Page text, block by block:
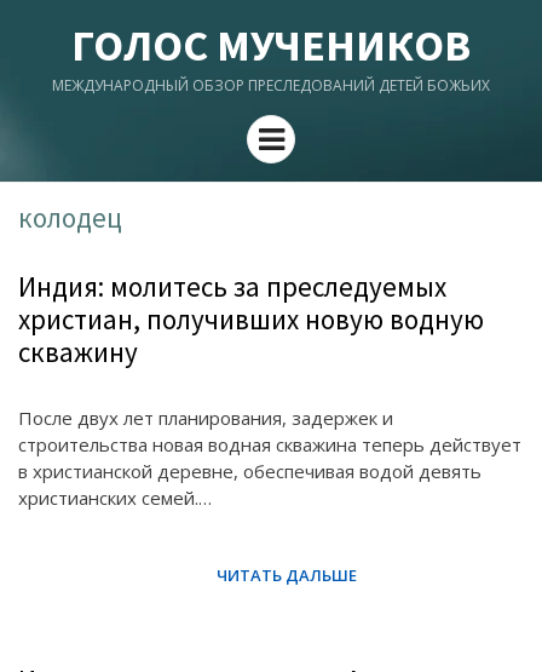
ГОЛОС МУЧЕНИКОВ
МЕЖДУНАРОДНЫЙ ОБЗОР ПРЕСЛЕДОВАНИЙ ДЕТЕЙ БОЖЬИХ
Menu
колодец
Индия: молитесь за преследуемых
христиан, получивших новую водную
скважину
После двух лет планирования, задержек и
строительства новая водная скважина теперь действует
в христианской деревне, обеспечивая водой девять
христианских семей.…